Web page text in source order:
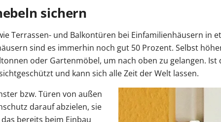
sichern
Terrassen- und Balkontüren bei Einfamilienhäusern in
sind es immerhin noch gut 50 Prozent. Selbst
oder Gartenmöbel, um nach oben zu gelangen. Ist
und kann sich alle Zeit der Welt lassen.
bzw. Türen von außen
darauf abzielen, sie
bereits beim Einbau